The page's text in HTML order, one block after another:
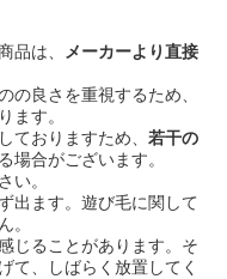
品は、 メーカーより直接
の良さを重視するため、
ます。
ておりますため、 若干の
場合がございます。
い。
出ます。遊び毛に関して
。
じることがあります。そ
て、しばらく放置してく